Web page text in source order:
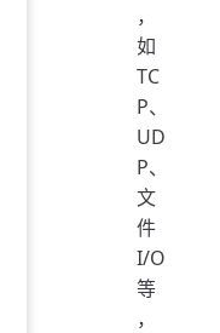
，
如
TC
P、
UD
P、
文
件
I/O
等
，